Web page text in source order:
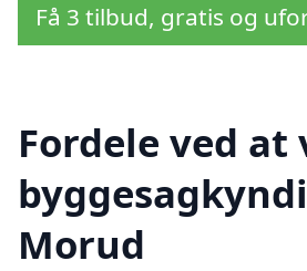
Få 3 tilbud, gratis og
Fordele ved
Morud